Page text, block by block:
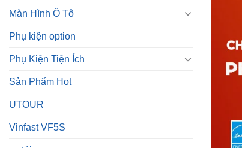
Sản Phẩm Hot
UTOUR
Vinfast VF5S
xe tải